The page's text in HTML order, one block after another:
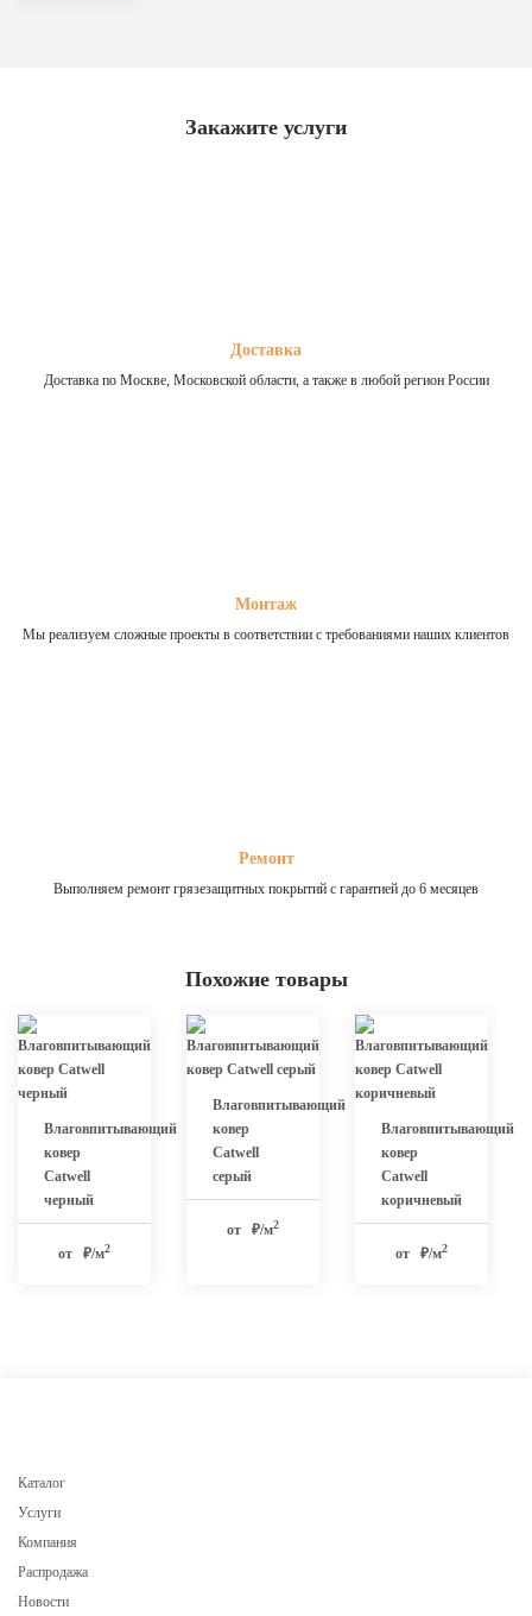
Закажите услуги
Доставка
Доставка по Москве, Московской области, а также в любой регион России
Монтаж
Мы реализуем сложные проекты в соответствии с требованиями наших клиентов
Ремонт
Выполняем ремонт грязезащитных покрытий с гарантией до 6 месяцев
Похожие товары
Влаговпитывающий
ковер
Catwell
черный
от ₽/м2
Влаговпитывающий
ковер
Catwell
серый
от ₽/м2
Влаговпитывающий
ковер
Catwell
коричневый
от ₽/м2
Каталог
Услуги
Компания
Распродажа
Новости